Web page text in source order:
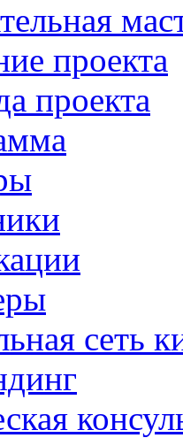
проекта
проекта
сеть